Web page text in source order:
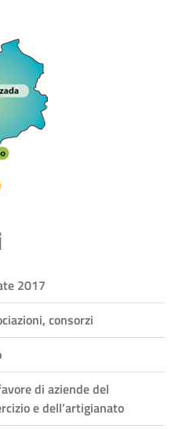
2017
consorzi
di aziende del
e dell’artigianato